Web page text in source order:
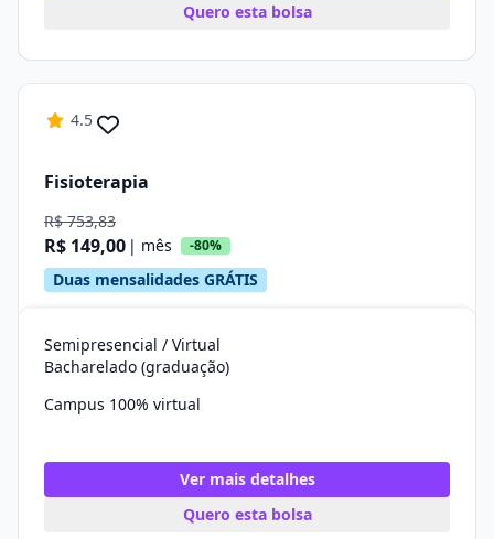
Quero esta bolsa
4.5
Fisioterapia
R$ 753,83
R$ 149,00 | mês -80%
Duas mensalidades GRÁTIS
Semipresencial / Virtual
Bacharelado (graduação)
Campus 100% virtual
Ver mais detalhes
Quero esta bolsa